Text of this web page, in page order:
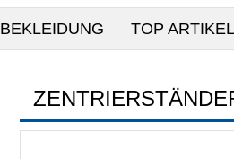
BEKLEIDUNG TOP ARTIKEL